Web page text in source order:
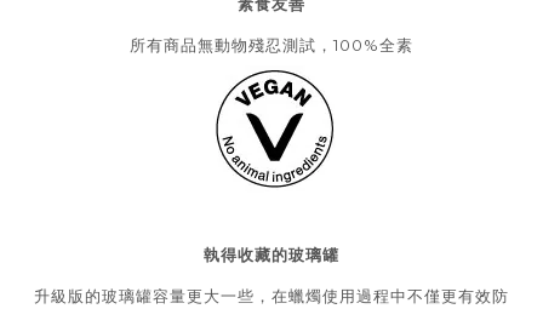
所有商品無動物殘忍測試，100%全素
執得收藏的玻璃罐
升級版的玻璃罐容量更大一些，在蠟燭使用過程中不僅更有效防